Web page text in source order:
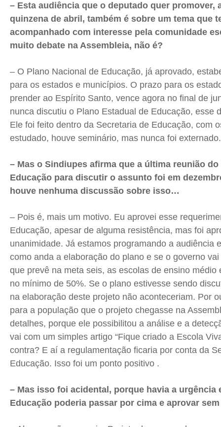
– Esta audiência que o deputado quer promover,
quinzena de abril, também é sobre um tema que
acompanhado com interesse pela comunidade
muito debate na Assembleia, não é?
– O Plano Nacional de Educação, já aprovado,
para os estados e municípios. O prazo para os
prender ao Espírito Santo, vence agora no final de
nunca discutiu o Plano Estadual de Educação, esse
Ele foi feito dentro da Secretaria de Educação, com
estudado, houve seminário, mas nunca foi
– Mas o Sindiupes afirma que a última reunião
Educação para discutir o assunto foi em
houve nenhuma discussão sobre isso…
– Pois é, mais um motivo. Eu aprovei esse
Educação, apesar de alguma resistência, mas foi
unanimidade. Já estamos programando a audiência
como anda a elaboração do plano e se o governo
que prevê na meta seis, as escolas de ensino médio
no mínimo de 50%. Se o plano estivesse sendo
na elaboração deste projeto não aconteceriam. Por
para a população que o projeto chegasse na
detalhes, porque ele possibilitou a análise e a
vai com um simples artigo “Fique criado a Escola
contra? E aí a regulamentação ficaria por conta da
Educação. Isso foi um ponto positivo .
– Mas isso foi acidental, porque havia a urgência
Educação poderia passar por cima e aprovar